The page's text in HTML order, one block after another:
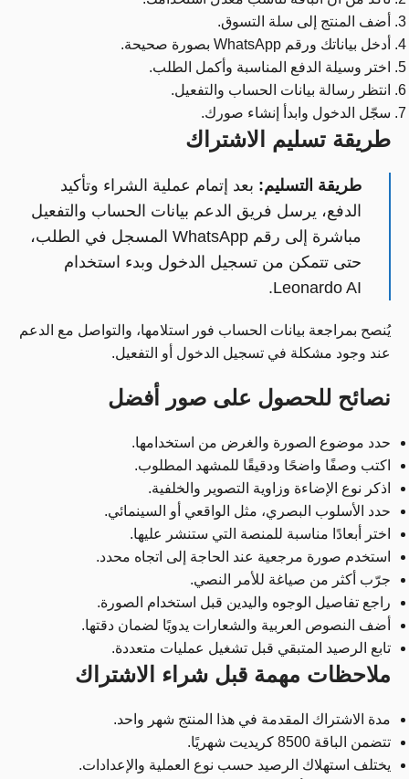
أضف المنتج إلى سلة التسوق.
أدخل بياناتك ورقم WhatsApp بصورة صحيحة.
اختر وسيلة الدفع المناسبة وأكمل الطلب.
انتظر رسالة بيانات الحساب والتفعيل.
سجّل الدخول وابدأ إنشاء صورك.
طريقة تسليم الاشتراك
طريقة التسليم: بعد إتمام عملية الشراء وتأكيد
الدفع، يرسل فريق الدعم بيانات الحساب والتفعيل
مباشرة إلى رقم WhatsApp المسجل في الطلب،
حتى تتمكن من تسجيل الدخول وبدء استخدام
Leonardo AI.
يُنصح بمراجعة بيانات الحساب فور استلامها، والتواصل مع الدعم
عند وجود مشكلة في تسجيل الدخول أو التفعيل.
نصائح للحصول على صور أفضل
حدد موضوع الصورة والغرض من استخدامها.
اكتب وصفًا واضحًا ودقيقًا للمشهد المطلوب.
اذكر نوع الإضاءة وزاوية التصوير والخلفية.
حدد الأسلوب البصري، مثل الواقعي أو السينمائي.
اختر أبعادًا مناسبة للمنصة التي ستنشر عليها.
استخدم صورة مرجعية عند الحاجة إلى اتجاه محدد.
جرّب أكثر من صياغة للأمر النصي.
راجع تفاصيل الوجوه واليدين قبل استخدام الصورة.
أضف النصوص العربية والشعارات يدويًا لضمان دقتها.
تابع الرصيد المتبقي قبل تشغيل عمليات متعددة.
ملاحظات مهمة قبل شراء الاشتراك
مدة الاشتراك المقدمة في هذا المنتج شهر واحد.
تتضمن الباقة 8500 كريديت شهريًا.
يختلف استهلاك الرصيد حسب نوع العملية والإعدادات.